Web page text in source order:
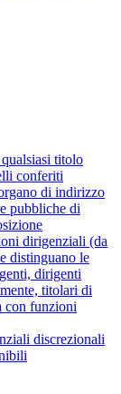
titolo
conferiti
di indirizzo
pubbliche di
dirigenziali (da
distinguano le
dirigenti
titolari di
con funzioni
discrezionali